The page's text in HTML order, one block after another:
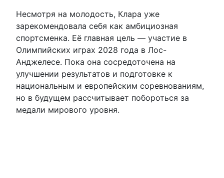
Несмотря на молодость, Клара уже
зарекомендовала себя как амбициозная
спортсменка. Её главная цель — участие в
Олимпийских играх 2028 года в Лос-
Анджелесе. Пока она сосредоточена на
улучшении результатов и подготовке к
национальным и европейским соревнованиям,
но в будущем рассчитывает побороться за
медали мирового уровня.